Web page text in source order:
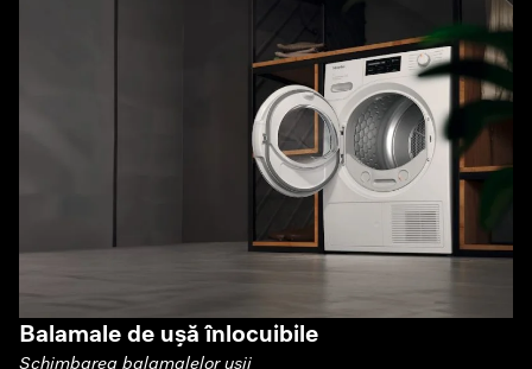
Balamale de ușă înlocuibile
Schimbarea balamalelor ușii